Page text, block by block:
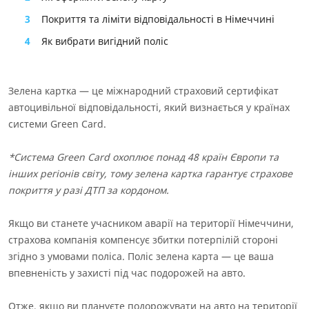
Інформація про СК
продукт
3
Покриття та ліміти відповідальності в Німеччині
4
Як вибрати вигідний поліс
Зелена картка — це міжнародний страховий сертифікат
автоцивільної відповідальності, який визнається у країнах
системи Green Card.
*Система Green Card охоплює понад 48 країн Європи та
інших регіонів світу, тому зелена картка гарантує страхове
покриття у разі ДТП за кордоном.
Якщо ви станете учасником аварії на території Німеччини,
страхова компанія компенсує збитки потерпілій стороні
згідно з умовами поліса. Поліс зелена карта — це ваша
впевненість у захисті під час подорожей на авто.
Отже, якщо ви плануєте подорожувати на авто на території